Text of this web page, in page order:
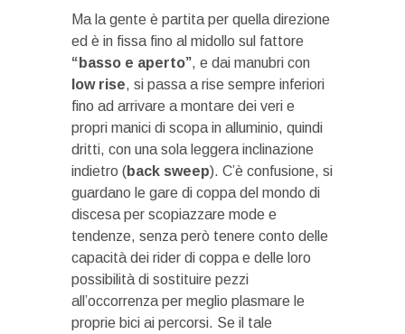
Ma la gente è partita per quella direzione
ed è in fissa fino al midollo sul fattore
“basso e aperto”, e dai manubri con
low rise, si passa a rise sempre inferiori
fino ad arrivare a montare dei veri e
propri manici di scopa in alluminio, quindi
dritti, con una sola leggera inclinazione
indietro (back sweep). C’è confusione, si
guardano le gare di coppa del mondo di
discesa per scopiazzare mode e
tendenze, senza però tenere conto delle
capacità dei rider di coppa e delle loro
possibilità di sostituire pezzi
all’occorrenza per meglio plasmare le
proprie bici ai percorsi. Se il tale